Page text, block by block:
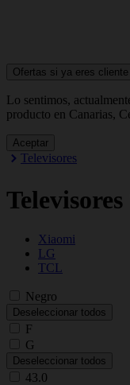
Ofertas si ya eres cliente
Lo sentimos,
producto en Canarias,
Aceptar
Televisores
Xiaomi
LG
TCL
Negro
Deseleccionar todos
F
G
Deseleccionar todos
43.0